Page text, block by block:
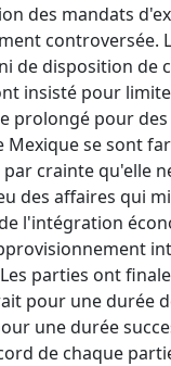
des mandats
controversée.
de disposition de
insisté pour
prolongé pour des
Mexique se sont
crainte qu'elle
des affaires qui
l'intégration
parties ont
pour une durée
une durée
de chaque